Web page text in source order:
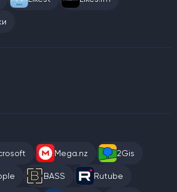
Mega.nz 2Gis
BASS Rutube